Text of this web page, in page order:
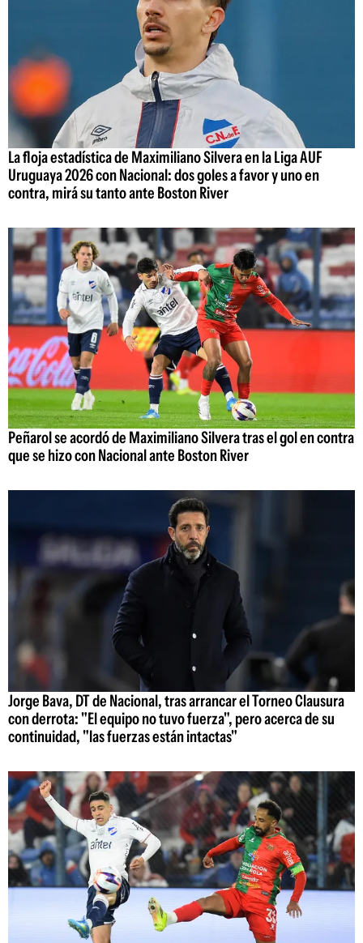
La floja estadística de Maximiliano Silvera en la Liga AUF
Uruguaya 2026 con Nacional: dos goles a favor y uno en
contra, mirá su tanto ante Boston River
Peñarol se acordó de Maximiliano Silvera tras el gol en contra
que se hizo con Nacional ante Boston River
Jorge Bava, DT de Nacional, tras arrancar el Torneo Clausura
con derrota: "El equipo no tuvo fuerza", pero acerca de su
continuidad, "las fuerzas están intactas"